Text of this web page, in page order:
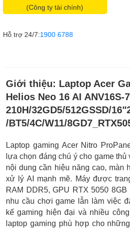
(Công ty tài chính)
Hỗ trợ 24/7:1900 6788
Giới thiệu: Laptop Acer
Helios Neo 16 AI ANV16S-
210H/32GD5/512GSSD/
/BT5/4C/W11/
Laptop gaming Acer Nitro
lựa chọn đáng chú ý cho game
nội dung cần hiệu năng cao, màn
xử lý AI mạnh mẽ. Máy được
RAM DDR5, GPU RTX 5050
nhu cầu chơi game lẫn làm việc
kế gaming hiện đại và nhiều
laptop gaming phù hợp cho